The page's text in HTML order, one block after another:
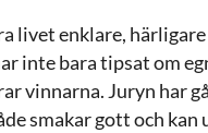
livet enklare,
inte bara tipsat om
vinnarna. Juryn har
smakar gott och